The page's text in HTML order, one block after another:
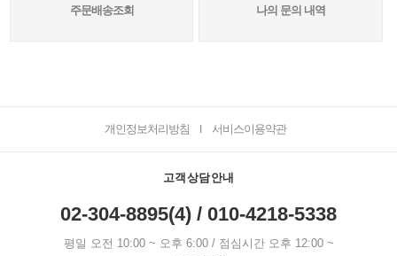
주문배송조회 나의 문의 내역
개인정보처리방침 서비스이용약관
고객상담안내
02-304-8895(4) / 010-4218-5338
평일 오전 10:00 ~ 오후 6:00 / 점심시간 오후 12:00 ~